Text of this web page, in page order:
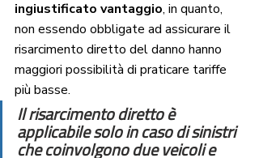
ingiustificato vantaggio, in quanto,
non essendo obbligate ad assicurare il
risarcimento diretto del danno hanno
maggiori possibilità di praticare tariffe
più basse.
Il risarcimento diretto è
applicabile solo in caso di sinistri
che coinvolgono due veicoli e